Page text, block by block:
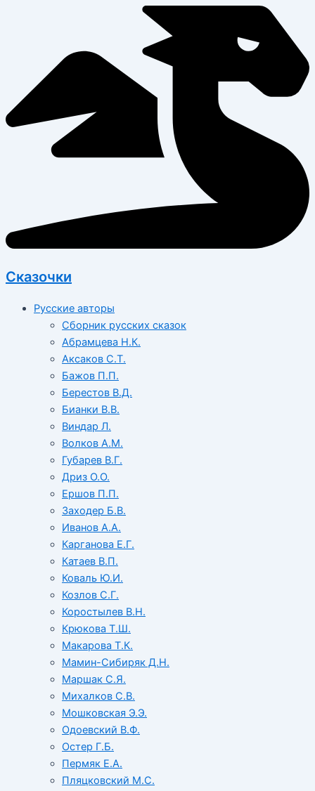
Сказочки
Русские авторы
Сборник русских сказок
Абрамцева Н.К.
Аксаков С.Т.
Бажов П.П.
Берестов В.Д.
Бианки В.В.
Виндар Л.
Волков А.М.
Губарев В.Г.
Дриз О.О.
Ершов П.П.
Заходер Б.В.
Иванов А.А.
Карганова Е.Г.
Катаев В.П.
Коваль Ю.И.
Козлов С.Г.
Коростылев В.Н.
Крюкова Т.Ш.
Макарова Т.К.
Мамин-Сибиряк Д.Н.
Маршак С.Я.
Михалков С.В.
Мошковская Э.Э.
Одоевский В.Ф.
Остер Г.Б.
Пермяк Е.А.
Пляцковский М.С.